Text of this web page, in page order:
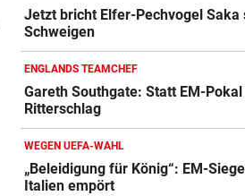
Jetzt bricht Elfer-Pechvogel Saka
Schweigen
ENGLANDS TEAMCHEF
Gareth Southgate: Statt EM-
Ritterschlag
WEGEN UEFA-WAHL
„Beleidigung für König“: EM-
Italien empört